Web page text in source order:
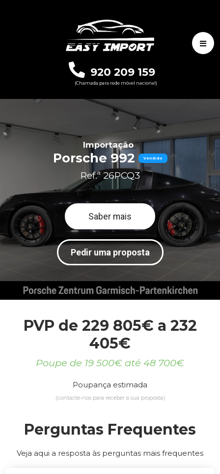
920 209 159
(Chamada para rede móvel nacional)
Importação
Porsche 992 Vendido
Ref.ª 26PCQ3
Saber mais
Pedir uma proposta
PVP de 229 805€ a 232
405€
Poupe de 19 500€ até 48 700€
Poupança estimada
(contacte-nos para receber a sua proposta)
Perguntas Frequentes
Veja aqui a resposta às perguntas mais frequentes